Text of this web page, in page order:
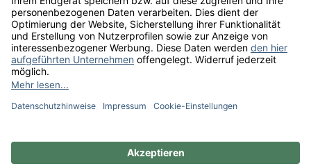
Weinkategorien
Internationaler Wein
* Alle Preise inkl. gesetzl. Mehrwertsteuer zzgl.
anders angegeben. Bioprodukte im Bio-Kontrollverfahren